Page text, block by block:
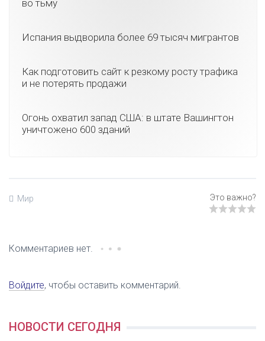
во тьму
Испания выдворила более 69 тысяч мигрантов
Как подготовить сайт к резкому росту трафика
и не потерять продажи
Огонь охватил запад США: в штате Вашингтон
уничтожено 600 зданий
Мир
Комментариев нет.
Войдите, чтобы оставить комментарий.
НОВОСТИ СЕГОДНЯ